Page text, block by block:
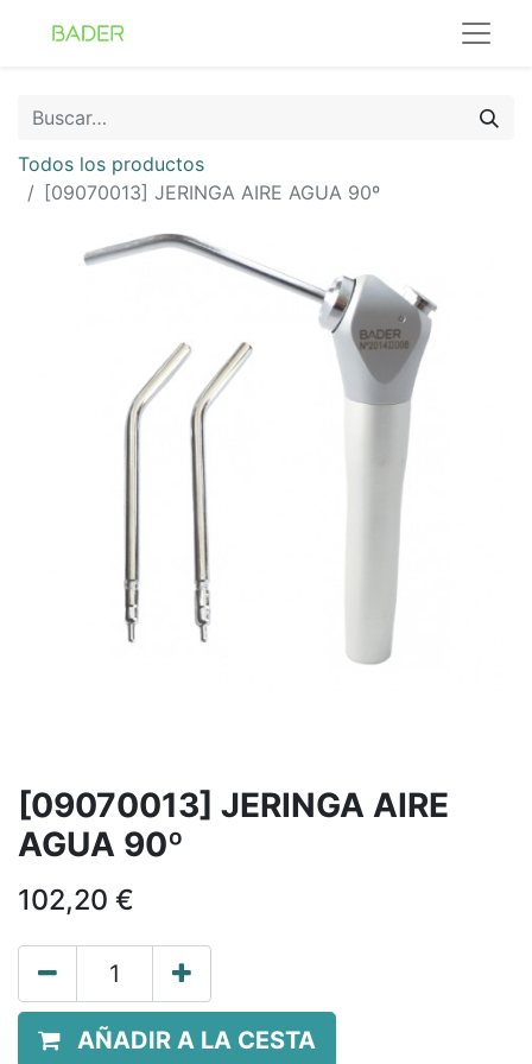
Todos los productos
[09070013] JERINGA AIRE AGUA 90º
[09070013] JERINGA AIRE
AGUA 90º
102,20 €
AÑADIR A LA CESTA